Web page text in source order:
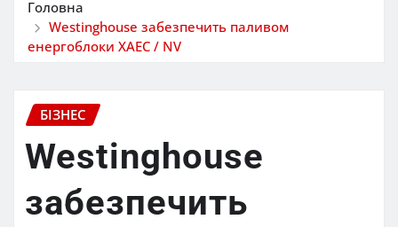
Головна
Westinghouse забезпечить паливом
енергоблоки ХАЕС / NV
БІЗНЕС
Westinghouse
забезпечить